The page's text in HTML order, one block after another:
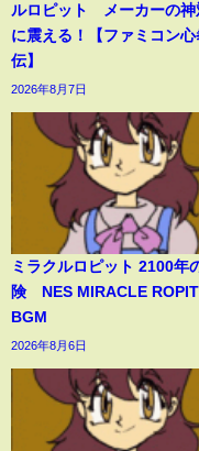
ルロピット メーカーの神
に震える！【ファミコン心
伝】
2026年8月7日
ミラクルロピット 2100年
険 NES MIRACLE
BGM
2026年8月6日